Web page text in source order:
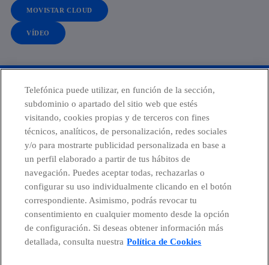
MOVISTAR CLOUD
VÍDEO
Cuadernos de Transformación
facebook linkedin twitter instagram
Telefónica puede utilizar, en función de la sección,
subdominio o apartado del sitio web que estés
visitando, cookies propias y de terceros con fines
técnicos, analíticos, de personalización, redes sociales
y/o para mostrarte publicidad personalizada en base a
un perfil elaborado a partir de tus hábitos de
navegación. Puedes aceptar todas, rechazarlas o
configurar su uso individualmente clicando en el botón
correspondiente. Asimismo, podrás revocar tu
consentimiento en cualquier momento desde la opción
de configuración. Si deseas obtener información más
detallada, consulta nuestra Política de Cookies